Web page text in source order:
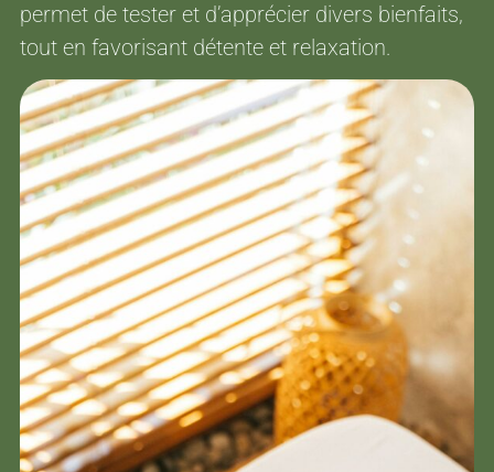
permet de tester et d’apprécier divers bienfaits,
tout en favorisant détente et relaxation.